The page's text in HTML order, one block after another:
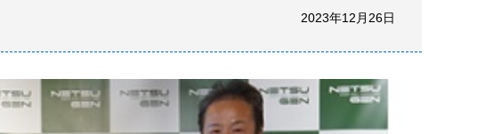
2023年12月26日